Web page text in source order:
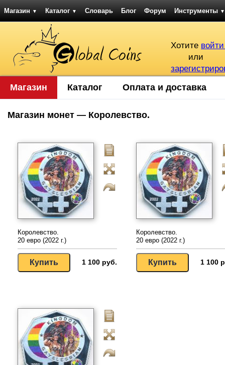
Магазин ▼ Каталог ▼ Словарь Блог Форум Инструменты ▼
Хотите
или
Магазин Каталог Оплата и доставка
Магазин монет — Королевство.
Королевство.
20 евро (2022 г.)
1 100 руб.
Королевство.
20 евро (2022 г.)
1 100